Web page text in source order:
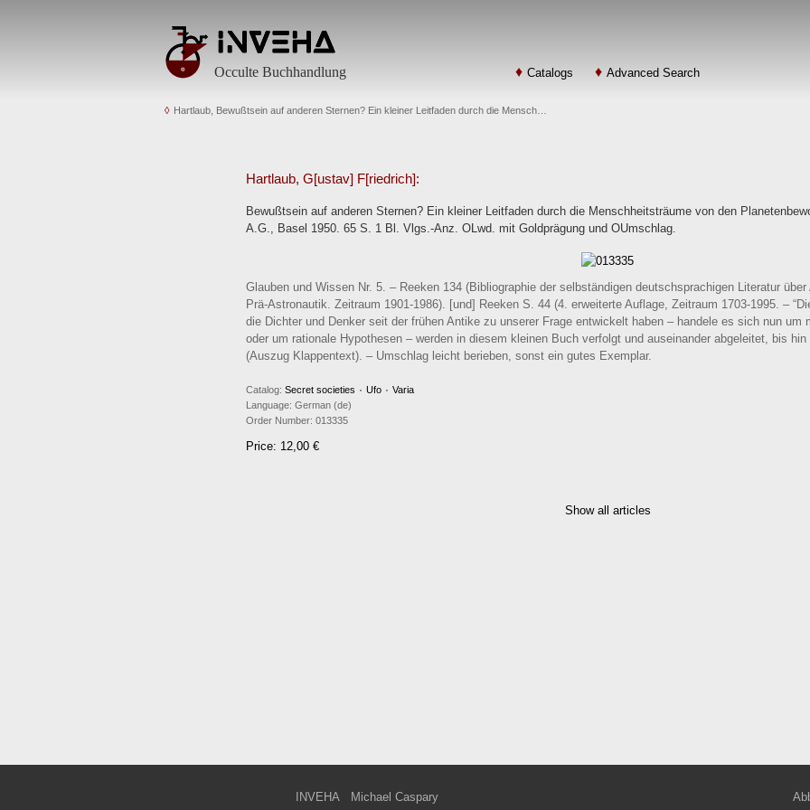
Occulte Buchhandlung Catalogs Advanced Search
Hartlaub, Bewußtsein auf anderen Sternen? Ein kleiner Leitfaden durch die Mensch…
Hartlaub, G[ustav] F[riedrich]:
Bewußtsein auf anderen Sternen? Ein kleiner Leitfaden durch die Menschheitsträume von den
A.G., Basel 1950. 65 S. 1 Bl. Vlgs.-Anz. OLwd. mit Goldprägung und OUmschlag.
Glauben und Wissen Nr. 5. – Reeken 134 (Bibliographie der selbständigen deutschsprachigen Literatur über
Prä-Astronautik. Zeitraum 1901-1986). [und] Reeken S. 44 (4. erweiterte Auflage, Zeitraum 1703-1995. –
die Dichter und Denker seit der frühen Antike zu unserer Frage entwickelt haben – handele es sich nun um
oder um rationale Hypothesen – werden in diesem kleinen Buch verfolgt und auseinander abgeleitet, bis hin
(Auszug Klappentext). – Umschlag leicht berieben, sonst ein gutes Exemplar.
Catalog: Secret societies ۰ Ufo ۰ Varia
Language: German (de)
Order Number: 013335
Price: 12,00 €
Show all articles
INVEHA
Michael Caspary